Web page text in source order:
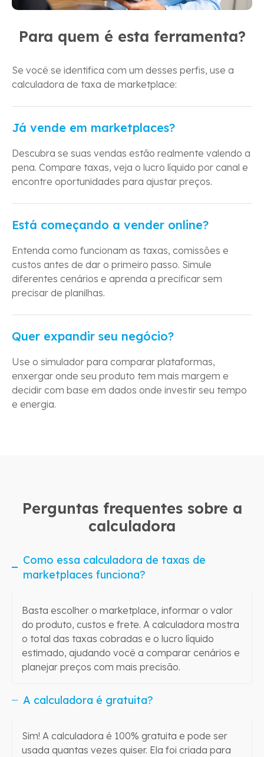
Para quem é esta ferramenta?
Se você se identifica com um desses perfis, use a
calculadora de taxa de marketplace:
Já vende em marketplaces?
Descubra se suas vendas estão realmente valendo a
pena. Compare taxas, veja o lucro líquido por canal e
encontre oportunidades para ajustar preços.
Está começando a vender online?
Entenda como funcionam as taxas, comissões e
custos antes de dar o primeiro passo. Simule
diferentes cenários e aprenda a precificar sem
precisar de planilhas.
Quer expandir seu negócio?
Use o simulador para comparar plataformas,
enxergar onde seu produto tem mais margem e
decidir com base em dados onde investir seu tempo
e energia.
Perguntas frequentes sobre a
calculadora
Como essa calculadora de taxas de
marketplaces funciona?
Basta escolher o marketplace, informar o valor
do produto, custos e frete. A calculadora mostra
o total das taxas cobradas e o lucro líquido
estimado, ajudando você a comparar cenários e
planejar preços com mais precisão.
A calculadora é gratuita?
Sim! A calculadora é 100% gratuita e pode ser
usada quantas vezes quiser. Ela foi criada para